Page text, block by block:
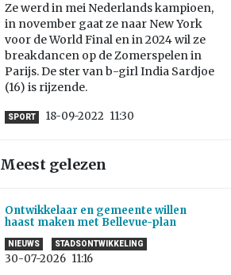
Ze werd in mei Nederlands kampioen,
in november gaat ze naar New York
voor de World Final en in 2024 wil ze
breakdancen op de Zomerspelen in
Parijs. De ster van b-girl India Sardjoe
(16) is rijzende.
SPORT 18-09-2022 11:30
Meest gelezen
Ontwikkelaar en gemeente willen
haast maken met Bellevue-plan
NIEUWS STADSONTWIKKELING
30-07-2026 11:16